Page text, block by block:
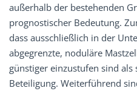
außerhalb der bestehenden
prognostischer Bedeutung.
dass ausschließlich in der
abgegrenzte, noduläre
günstiger einzustufen sind
Beteiligung. Weiterführend